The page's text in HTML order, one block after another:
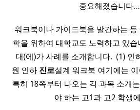
중요해졌습니다…
워크북이나 가이드북을 발간하는 등
학을 위하여 대학교도 노력하고 있
대(에)가 사례를 소개합니다. ​ (1) 인
원 인하 진로설계 워크북 여기에는
특히 18쪽부터 나오는 각 과목 소개
야 하는 고1과 고2 학생